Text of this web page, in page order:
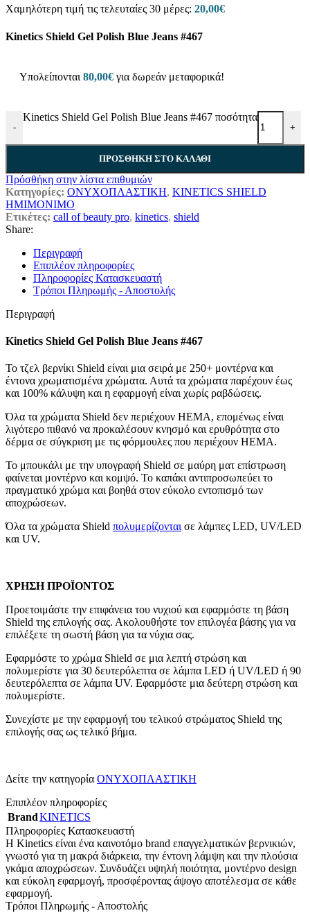
Χαμηλότερη τιμή τις τελευταίες 30 μέρες: 20,00€
Kinetics Shield Gel Polish Blue Jeans #467
Υπολείπονται 80,00€ για δωρεάν μεταφορικά!
-
Kinetics Shield Gel Polish Blue Jeans #467 ποσότητα
+
ΠΡΟΣΘΉΚΗ ΣΤΟ ΚΑΛΆΘΙ
Πρόσθήκη στην λίστα επιθυμιών
Κατηγορίες: ΟΝΥΧΟΠΛΑΣΤΙΚΗ, KINETICS SHIELD
ΗΜΙΜΟΝΙΜΟ
Ετικέτες: call of beauty pro, kinetics, shield
Share:
Περιγραφή
Επιπλέον πληροφορίες
Πληροφορίες Κατασκευαστή
Τρόποι Πληρωμής - Αποστολής
Περιγραφή
Kinetics Shield Gel Polish Blue Jeans #467
Το τζελ βερνίκι Shield είναι μια σειρά με 250+ μοντέρνα και
έντονα χρωματισμένα χρώματα. Αυτά τα χρώματα παρέχουν έως
και 100% κάλυψη και η εφαρμογή είναι χωρίς ραβδώσεις.
Όλα τα χρώματα Shield δεν περιέχουν HEMA, επομένως είναι
λιγότερο πιθανό να προκαλέσουν κνησμό και ερυθρότητα στο
δέρμα σε σύγκριση με τις φόρμουλες που περιέχουν HEMA.
Το μπουκάλι με την υπογραφή Shield σε μαύρη ματ επίστρωση
φαίνεται μοντέρνο και κομψό. Το καπάκι αντιπροσωπεύει το
πραγματικό χρώμα και βοηθά στον εύκολο εντοπισμό των
αποχρώσεων.
Όλα τα χρώματα Shield πολυμερίζονται σε λάμπες LED, UV/LED
και UV.
ΧΡΗΣΗ ΠΡΟΪΟΝΤΟΣ
Προετοιμάστε την επιφάνεια του νυχιού και εφαρμόστε τη βάση
Shield της επιλογής σας. Ακολουθήστε τον επιλογέα βάσης για να
επιλέξετε τη σωστή βάση για τα νύχια σας.
Εφαρμόστε το χρώμα Shield σε μια λεπτή στρώση και
πολυμερίστε για 30 δευτερόλεπτα σε λάμπα LED ή UV/LED ή 90
δευτερόλεπτα σε λάμπα UV. Εφαρμόστε μια δεύτερη στρώση και
πολυμερίστε.
Συνεχίστε με την εφαρμογή του τελικού στρώματος Shield της
επιλογής σας ως τελικό βήμα.
Δείτε την κατηγορία ΟΝΥΧΟΠΛΑΣΤΙΚΗ
Επιπλέον πληροφορίες
BrandKINETICS
Πληροφορίες Κατασκευαστή
Η Kinetics είναι ένα καινοτόμο brand επαγγελματικών βερνικιών,
γνωστό για τη μακρά διάρκεια, την έντονη λάμψη και την πλούσια
γκάμα αποχρώσεων. Συνδυάζει υψηλή ποιότητα, μοντέρνο design
και εύκολη εφαρμογή, προσφέροντας άψογο αποτέλεσμα σε κάθε
εφαρμογή.
Τρόποι Πληρωμής - Αποστολής